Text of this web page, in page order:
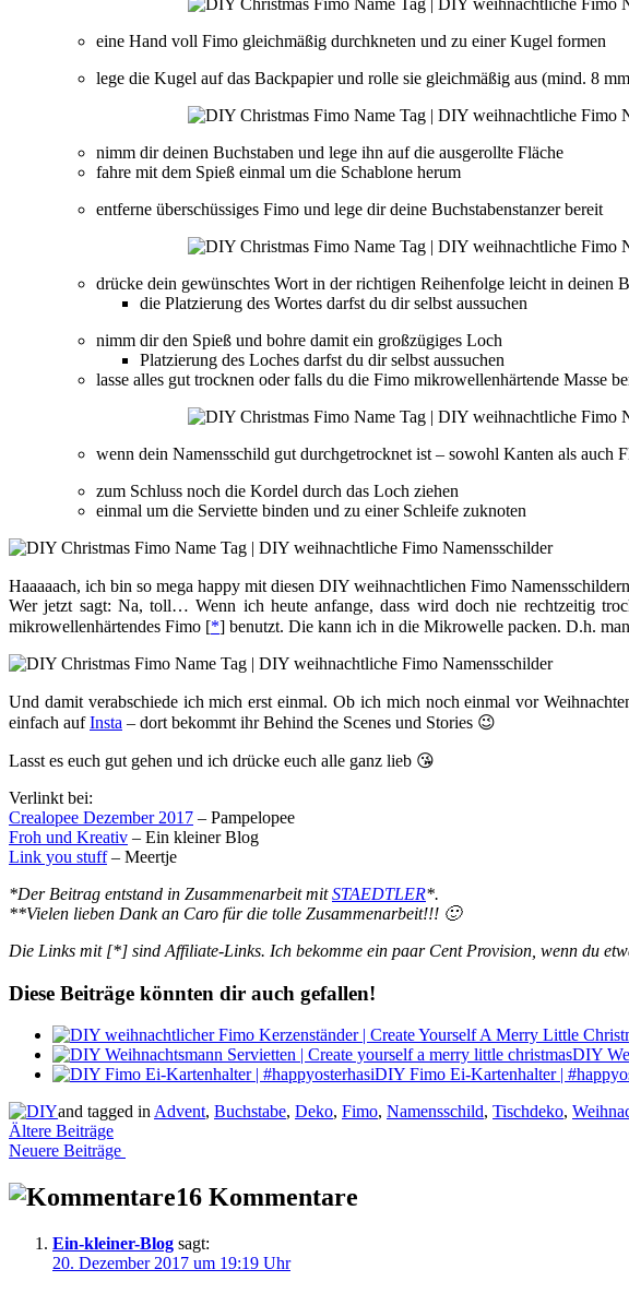
eine Hand voll Fimo gleichmäßig durchkneten und zu einer Kugel formen
lege die Kugel auf das Backpapier und rolle sie gleichmäßig aus (mind. 8
nimm dir deinen Buchstaben und lege ihn auf die ausgerollte Fläche
fahre mit dem Spieß einmal um die Schablone herum
entferne überschüssiges Fimo und lege dir deine Buchstabenstanzer bereit
drücke dein gewünschtes Wort in der richtigen Reihenfolge leicht in deinen
die Platzierung des Wortes darfst du dir selbst aussuchen
nimm dir den Spieß und bohre damit ein großzügiges Loch
Platzierung des Loches darfst du dir selbst aussuchen
lasse alles gut trocknen oder falls du die Fimo mikrowellenhärtende Masse
wenn dein Namensschild gut durchgetrocknet ist – sowohl Kanten als auch
zum Schluss noch die Kordel durch das Loch ziehen
einmal um die Serviette binden und zu einer Schleife zuknoten
Haaaaach, ich bin so mega happy mit diesen DIY weihnachtlichen Fimo
Wer jetzt sagt: Na, toll… Wenn ich heute anfange, dass wird doch nie rechtzeitig
mikrowellenhärtendes Fimo [*] benutzt. Die kann ich in die Mikrowelle packen. D.h.
Und damit verabschiede ich mich erst einmal. Ob ich mich noch einmal vor
einfach aufInsta – dort bekommt ihr Behind the Scenes und Stories 😉
Lasst es euch gut gehen und ich drücke euch alle ganz lieb 😘
Verlinkt bei:
Crealopee Dezember 2017 – Pampelopee
Froh und Kreativ – Ein kleiner Blog
Link you stuff– Meertje
*Der Beitrag entstand in Zusammenarbeit mitSTAEDTLER*.
**Vielen lieben Dank an Caro für die tolle Zusammenarbeit!!! 🙂
Die Links mit [*] sind Affiliate-Links. Ich bekomme ein paar Cent Provision, wenn du
Diese Beiträge könnten dir auch gefallen!
DIY
DIY Fimo Ei-Kartenhalter |
and tagged in Advent, Buchstabe, Deko, Fimo, Namensschild, Tischdeko,
Beitragsnavigation
Ältere Beiträge
Neuere Beiträge
16 Kommentare
Ein-kleiner-Blog sagt:
20. Dezember 2017 um 19:19 Uhr